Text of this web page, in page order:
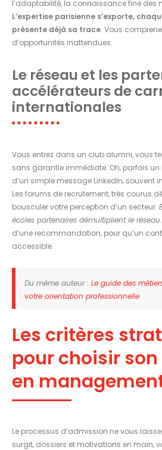
l’adaptabilité, la connaissance fine des
L’expertise parisienne s’exporte,
présente déjà sa trace. Vous
d’opportunités inattendues.
Le réseau et les
accélérateurs de
internationales
Vous entrez dans un club alumni, vous
sans garantie immédiate. Oh, parfois
d’un simple message LinkedIn, souvent
Les forums de recrutement, très courus
bousculer votre perception d’un secteur.
écoles partenaires démultiplient le réseau
d’une recommandation, pour qu’un
accessible.
Du même auteur : Le guide des
votre orientation professionnelle
Les critères
pour choisir
en
Le processus d’admission ne vous
surgit, dossiers et motivations en main,